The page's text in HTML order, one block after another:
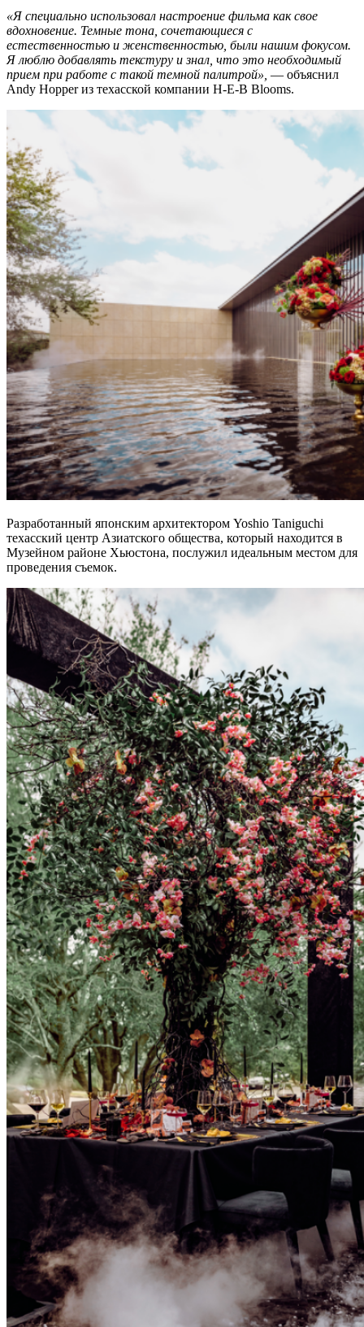
«Я специально использовал настроение фильма как свое
вдохновение. Темные тона, сочетающиеся с
естественностью и женственностью, были нашим фокусом.
Я люблю добавлять текстуру и знал, что это необходимый
прием при работе с такой темной палитрой», — объяснил
Andy Hopper из техасской компании H-E-B Blooms.
Разработанный японским архитектором Yoshio Taniguchi
техасский центр Азиатского общества, который находится в
Музейном районе Хьюстона, послужил идеальным местом для
проведения съемок.